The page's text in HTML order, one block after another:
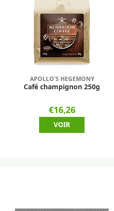
APOLLO'S HEGEMONY
Café champignon 250g
€16,26
VOIR